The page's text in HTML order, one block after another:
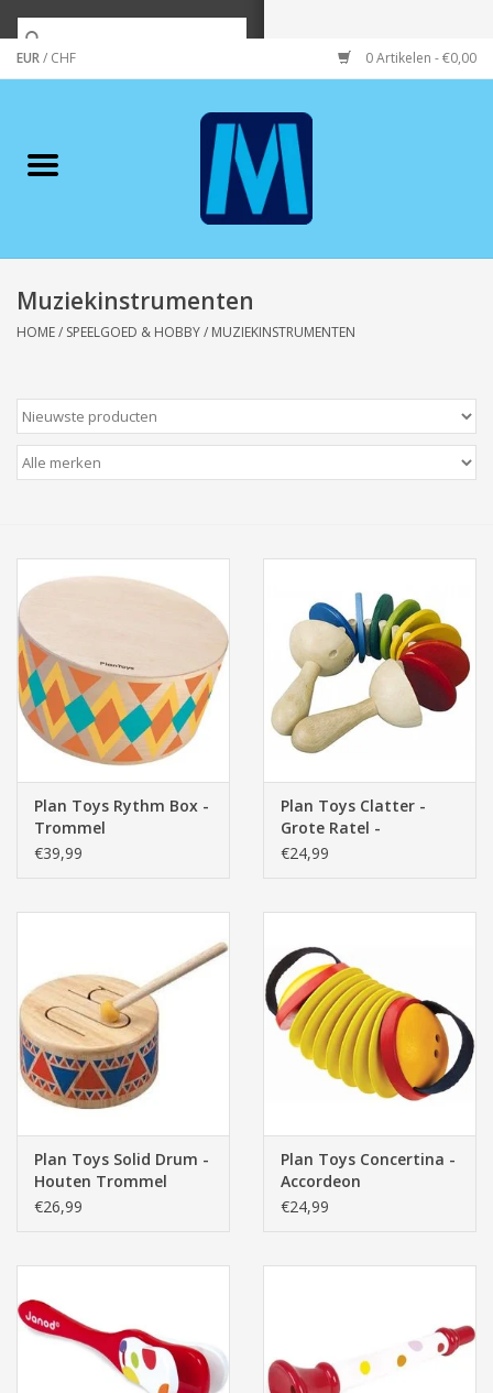
EUR/ CHF 0 Artikelen - €0,00
Merken
Wonen/koken/huishouden
Wenskaarten
Zeeuws/Streek
Boeken
Elektra
Baby & Peuter
Speelgoed & hobby
Cadeau & feest
Contact/Locatie
Veiligheid
Pasen
Muziekinstrumenten
HOME/ SPEELGOED & HOBBY/ MUZIEKINSTRUMENTEN
Plan Toys Rythm Box -
Trommel
€39,99
Plan Toys Clatter -
Grote Ratel -
Klepperaar
€24,99
Plan Toys Solid Drum -
Houten Trommel
€26,99
Plan Toys Concertina -
Accordeon
€24,99